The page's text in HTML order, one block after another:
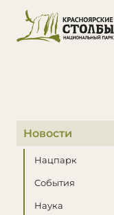
В этом
Новости
Нацпарк
События
Наука